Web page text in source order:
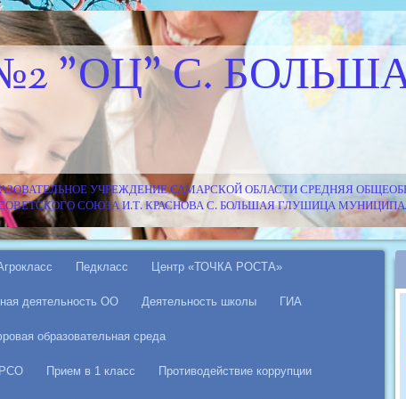
"ОЦ" С.
УЧРЕЖДЕНИЕ САМАРСКОЙ ОБЛАСТИ СРЕДНЯЯ
СОВЕТСКОГО СОЮЗА И.Т. КРАСНОВА С. БОЛЬШАЯ ГЛУШИЦА
Педкласс Центр «ТОЧКА РОСТА»
деятельность ОО Деятельность школы ГИА
образовательная среда
Прием в 1 класс Противодействие коррупции